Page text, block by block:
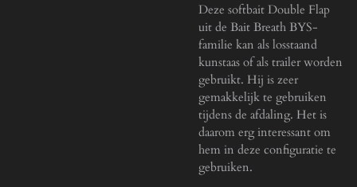
Deze softbait Double Flap
uit de Bait Breath BYS-
familie kan als losstaand
kunstaas of als trailer worden
gebruikt. Hij is zeer
gemakkelijk te gebruiken
tijdens de afdaling. Het is
daarom erg interessant om
hem in deze configuratie te
gebruiken.